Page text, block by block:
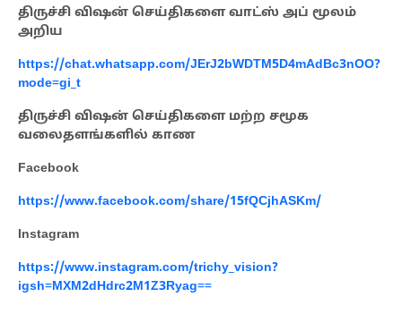
திருச்சி விஷன் செய்திகளை வாட்ஸ் அப் மூலம்
அறிய
https://chat.whatsapp.com/JErJ2bWDTM5D4mAdBc3nOO?
mode=gi_t
திருச்சி விஷன் செய்திகளை மற்ற சமூக
வலைதளங்களில் காண
Facebook
https://www.facebook.com/share/15fQCjhASKm/
Instagram
https://www.instagram.com/trichy_vision?
igsh=MXM2dHdrc2M1Z3Ryag==